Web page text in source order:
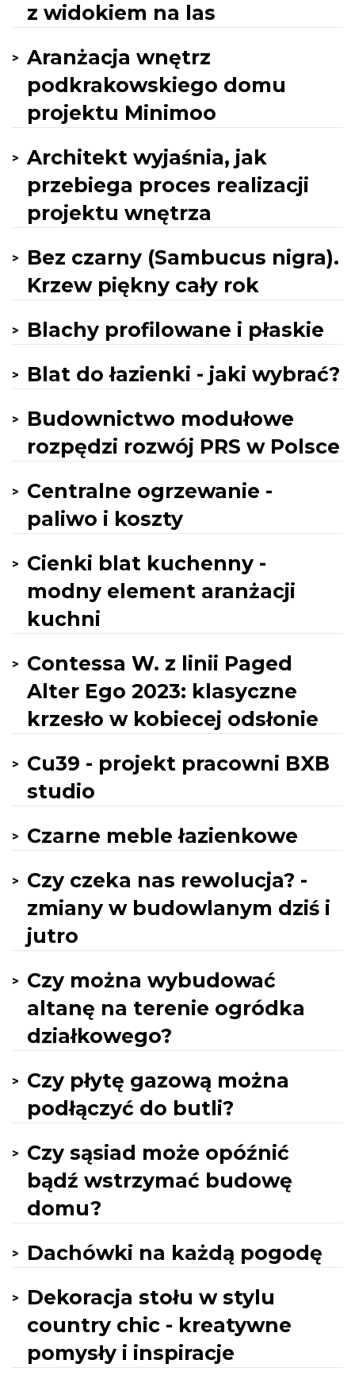
z widokiem na las
Aranżacja wnętrz
podkrakowskiego domu
projektu Minimoo
Architekt wyjaśnia, jak
przebiega proces realizacji
projektu wnętrza
Bez czarny (Sambucus nigra).
Krzew piękny cały rok
Blachy profilowane i płaskie
Blat do łazienki - jaki wybrać?
Budownictwo modułowe
rozpędzi rozwój PRS w Polsce
Centralne ogrzewanie -
paliwo i koszty
Cienki blat kuchenny -
modny element aranżacji
kuchni
Contessa W. z linii Paged
Alter Ego 2023: klasyczne
krzesło w kobiecej odsłonie
Cu39 - projekt pracowni BXB
studio
Czarne meble łazienkowe
Czy czeka nas rewolucja? -
zmiany w budowlanym dziś i
jutro
Czy można wybudować
altanę na terenie ogródka
działkowego?
Czy płytę gazową można
podłączyć do butli?
Czy sąsiad może opóźnić
bądź wstrzymać budowę
domu?
Dachówki na każdą pogodę
Dekoracja stołu w stylu
country chic - kreatywne
pomysły i inspiracje